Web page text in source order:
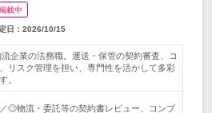
載中
日： 2026/10/15
企業の法務職。運送・保管の契約審査、コ
リスク管理を担い、専門性を活かして多彩
。
◎物流・委託等の契約書レビュー、コンプ